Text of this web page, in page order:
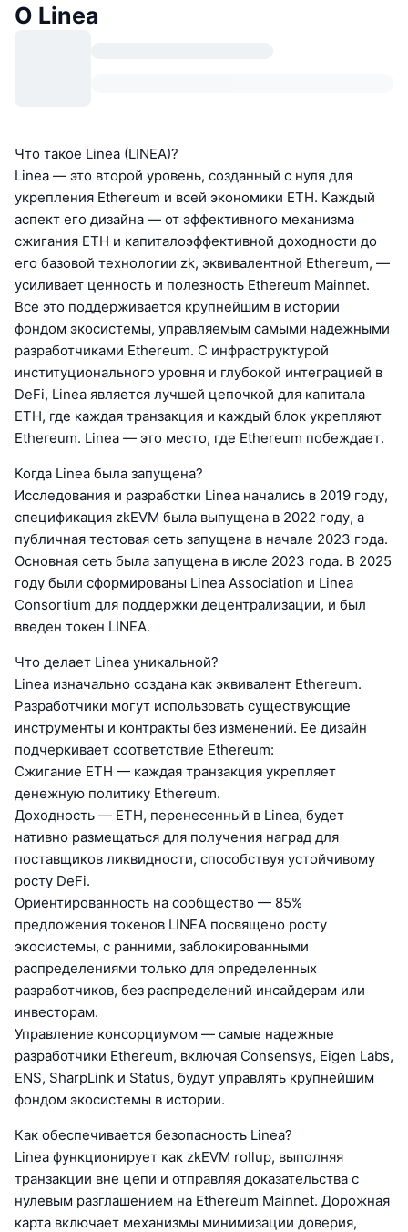
О Linea
Что такое Linea (LINEA)?
Linea — это второй уровень, созданный с нуля для
укрепления Ethereum и всей экономики ETH. Каждый
аспект его дизайна — от эффективного механизма
сжигания ETH и капиталоэффективной доходности до
его базовой технологии zk, эквивалентной Ethereum, —
усиливает ценность и полезность Ethereum Mainnet.
Все это поддерживается крупнейшим в истории
фондом экосистемы, управляемым самыми надежными
разработчиками Ethereum. С инфраструктурой
институционального уровня и глубокой интеграцией в
DeFi, Linea является лучшей цепочкой для капитала
ETH, где каждая транзакция и каждый блок укрепляют
Ethereum. Linea — это место, где Ethereum побеждает.
Когда Linea была запущена?
Исследования и разработки Linea начались в 2019 году,
спецификация zkEVM была выпущена в 2022 году, а
публичная тестовая сеть запущена в начале 2023 года.
Основная сеть была запущена в июле 2023 года. В 2025
году были сформированы Linea Association и Linea
Consortium для поддержки децентрализации, и был
введен токен LINEA.
Что делает Linea уникальной?
Linea изначально создана как эквивалент Ethereum.
Разработчики могут использовать существующие
инструменты и контракты без изменений. Ее дизайн
подчеркивает соответствие Ethereum:
Сжигание ETH — каждая транзакция укрепляет
денежную политику Ethereum.
Доходность — ETH, перенесенный в Linea, будет
нативно размещаться для получения наград для
поставщиков ликвидности, способствуя устойчивому
росту DeFi.
Ориентированность на сообщество — 85%
предложения токенов LINEA посвящено росту
экосистемы, с ранними, заблокированными
распределениями только для определенных
разработчиков, без распределений инсайдерам или
инвесторам.
Управление консорциумом — самые надежные
разработчики Ethereum, включая Consensys, Eigen Labs,
ENS, SharpLink и Status, будут управлять крупнейшим
фондом экосистемы в истории.
Как обеспечивается безопасность Linea?
Linea функционирует как zkEVM rollup, выполняя
транзакции вне цепи и отправляя доказательства с
нулевым разглашением на Ethereum Mainnet. Дорожная
карта включает механизмы минимизации доверия,